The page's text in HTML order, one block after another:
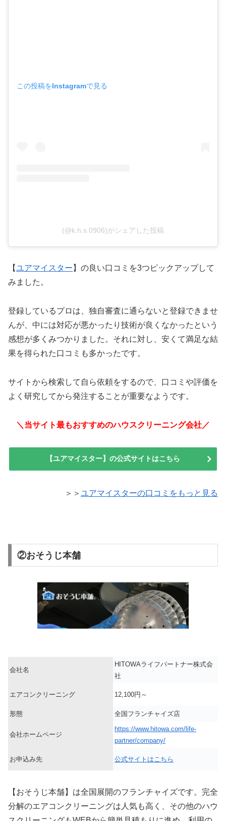
この投稿をInstagramで見る
(@k.h.s.0906)がシェアした投稿
【ユアマイスター 】の良い口コミを3つピックアップして
みました。
登録しているプロは、独自審査に通らないと登録できませ
んが、中には対応が悪かったり技術が良くなかったという
感想が多くみつかりました。それに対し、安くて満足な結
果を得られた口コミも多かったです。
サイトから検索して自ら依頼をするので、口コミや評価を
よく研究してから発注することが重要なようです。
＼当サイト最もおすすめのハウスクリーニング会社／
【ユアマイスター】の公式サイトはこちら
＞＞ ユアマイスターの口コミをもっと見る
②おそうじ本舗
会社名
HITOWAライフパートナー株式会
社
エアコンクリーニング 12,100円～
形態 全国フランチャイズ店
会社ホームページ
https://www.hitowa.com/life-
partner/company/
お申込み先 公式サイトはこちら
【おそうじ本舗】は全国展開のフランチャイズです。完全
分解のエアコンクリーニングは人気も高く、その他のハウ